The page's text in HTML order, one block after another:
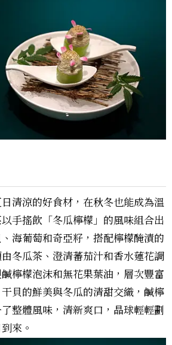
清涼的好食材，在秋冬也能成為溫
手搖飲「冬瓜檸檬」的風味組合出
海葡萄和奇亞籽，搭配檸檬醃漬的
冬瓜茶、澄清蕃茄汁和香水蓮花調
檸檬泡沫和無花果葉油，層次豐富
貝的鮮美與冬瓜的清甜交織，鹹檸
整體風味，清新爽口，晶球輕輕劃
來。